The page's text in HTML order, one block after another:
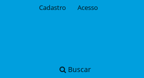
Buscar
Cadastro Acesso